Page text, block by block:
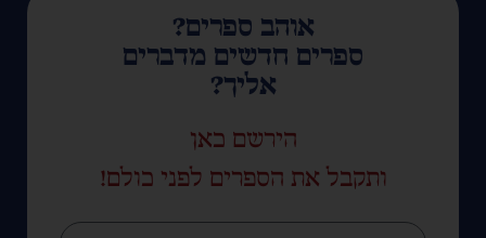
אוהב ספרים?
ספרים חדשים מדברים
אליך?
הירשם כאן
ותקבל את הספרים לפני כולם!